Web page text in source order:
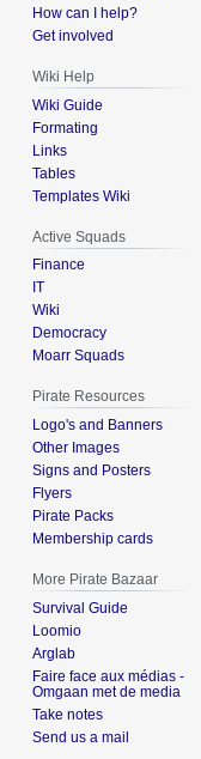
How can I help?
Get involved
Wiki Help
Wiki Guide
Formating
Links
Tables
Templates Wiki
Active Squads
Finance
IT
Wiki
Democracy
Moarr Squads
Pirate Resources
Logo's and Banners
Other Images
Signs and Posters
Flyers
Pirate Packs
Membership cards
More Pirate Bazaar
Survival Guide
Loomio
Arglab
Faire face aux médias -
Omgaan met de media
Take notes
Send us a mail